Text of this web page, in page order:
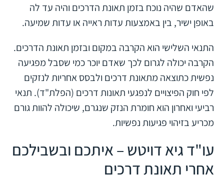
שהאדם שהיה נוכח בזמן תאונת הדרכים והיה עד לה
באופן ישיר, בין באמצעות עדות ראייה או עדות שמיעה.
התנאי השלישי הוא הקרבה במקום ובזמן תאונת הדרכים.
הקרבה יכולה לגרום לכך שאדם יוכר כמי שסבל מפגיעה
נפשית כתוצאה מתאונת דרכים ולבסס אחריות לנזקים
לפי חוק הפיצויים לנפגעי תאונות דרכים (הפלת"ד). תנאי
רביעי ואחרון הוא חומרת הנזק שנגרם, שיכולה להוות גורם
מכריע בזיהוי פגיעות נפשיות.
עו"ד גיא דויטש – איתכם ובשבילכם
אחרי תאונת דרכים